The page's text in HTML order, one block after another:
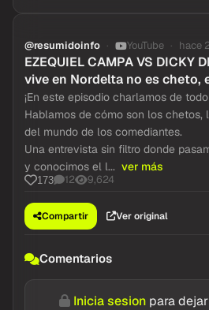
@resumidoinfo YouTube hace
EZEQUIEL CAMPA VS DICKY
vive en Nordelta no es cheto,
¡En este episodio charlamos de
Hablamos de cómo son los chetos,
del mundo de los comediantes.
Una entrevista sin filtro donde
y conocimos el l... ver más
173 12 9,624
Compartir Ver original
Comentarios
Inicia sesion para